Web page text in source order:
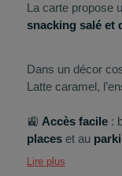
La carte propose
snacking salé et
Dans un décor
Latte caramel,
🚉 Accès facile :
places et au
Lire plus